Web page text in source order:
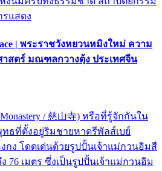
แสดง
| พระราชวังหยวนหมิงใหม่ ความ
สตร์ มณฑลกวางตุ้ง ประเทศจีน
/ 慈山寺) หรือที่รู้จักกันใน
ธที่ตั้งอยู่ริมชายหาดรีพัลส์เบย์
งกง โดดเด่นด้วยรูปปั้นเจ้าแม่กวนอิมสี
76 เมตร ซึ่งเป็นรูปปั้นเจ้าแม่กวนอิม